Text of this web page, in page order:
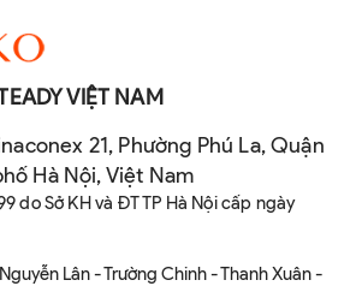
VIỆT NAM
21, Phường Phú La, Quận
Hà Nội, Việt Nam
do Sở KH và ĐT TP Hà Nội cấp ngày
Lân - Trường Chinh - Thanh Xuân -